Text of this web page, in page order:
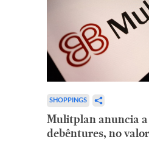
SHOPPINGS
Mulitplan anuncia a
debêntures, no